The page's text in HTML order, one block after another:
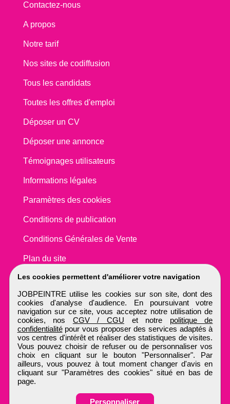
Les cookies permettent d'améliorer votre navigation
JOBPEINTRE utilise les cookies sur son site, dont des
cookies d'analyse d'audience. En poursuivant votre
navigation sur ce site, vous acceptez notre utilisation de
cookies, nos CGV / CGU et notre politique de
confidentialitépour vous proposer des services adaptés à
vos centres d'intérêt et réaliser des statistiques de visites.
Vous pouvez choisir de refuser ou de personnaliser vos
choix en cliquant sur le bouton "Personnaliser". Par
ailleurs, vous pouvez à tout moment changer d'avis en
cliquant sur "Paramètres des cookies" situé en bas de
page.
Personnaliser
Contactez-nous
A propos
Notre tarif
Nos sites de codiffusion
Tous les candidats
Toutes les offres d'emploi
Déposer un CV
Déposer une annonce
Témoignages utilisateurs
Informations légales
Paramètres des cookies
Conditions de publication
Conditions Générales de Vente
Plan du site